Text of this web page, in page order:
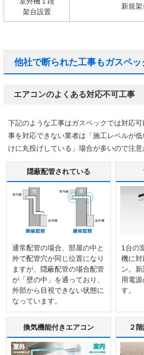
架台設置
新規架
他社で断られた工事もガスペ
エアコンのよくある対応不可工事
下記のような工事はガスペックでは対応
事を対応できない業者は「施工レベルが
けに丸投げしている」場合が多いので注意
隠蔽配管されている
通常配管の場合、部屋の中と
外で配管穴が同じ位置になり
ますが、隠蔽配管の場合配管
が「壁の中」を通っており、
外部から目視できない状態に
なっています。
1台の
機に
ン。
用電
す。
換気機能付きエアコン ２